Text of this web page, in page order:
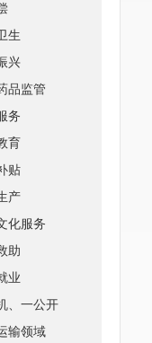
生
兴
品监管
务
育
贴
产
化服务
助
业
、一公开
输领域